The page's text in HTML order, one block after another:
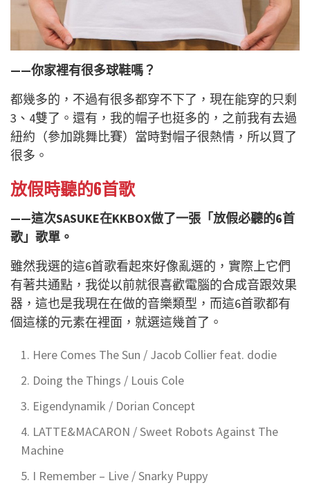
——你家裡有很多球鞋嗎？
都幾多的，不過有很多都穿不下了，現在能穿的只剩
3、4雙了。還有，我的帽子也挺多的，之前我有去過
紐約（參加跳舞比賽）當時對帽子很熱情，所以買了
很多。
放假時聽的6首歌
——這次SASUKE在KKBOX做了一張「放假必聽的6首
歌」歌單。
雖然我選的這6首歌看起來好像亂選的，實際上它們
有著共通點，我從以前就很喜歡電腦的合成音跟效果
器，這也是我現在在做的音樂類型，而這6首歌都有
個這樣的元素在裡面，就選這幾首了。
Here Comes The Sun / Jacob Collier feat. dodie
Doing the Things / Louis Cole
Eigendynamik / Dorian Concept
LATTE&MACARON / Sweet Robots Against The
Machine
I Remember – Live / Snarky Puppy